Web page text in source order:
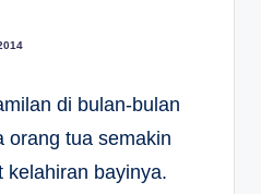
di bulan-bulan
orang tua semakin
kelahiran bayinya.